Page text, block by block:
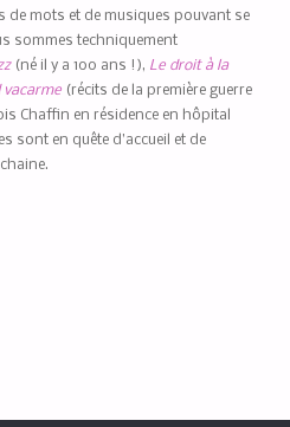
mots et de musiques pouvant se
sommes techniquement
(né il y a 100 ans !), Le droit à la
vacarme(récits de la première guerre
Chaffin en résidence en hôpital
sont en quête d’accueil et de